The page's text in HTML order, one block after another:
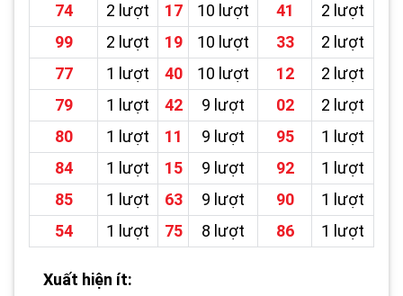
74
2 lượt 17 10 lượt 41
2 lượt
99
2 lượt 19 10 lượt 33
2 lượt
77
1 lượt 40 10 lượt 12
2 lượt
79
1 lượt 42 9 lượt 02
2 lượt
80
1 lượt 11 9 lượt 95
1 lượt
84
1 lượt 15 9 lượt 92
1 lượt
85
1 lượt 63 9 lượt 90
1 lượt
54
1 lượt 75 8 lượt 86 1 lượt
Xuất hiện ít: